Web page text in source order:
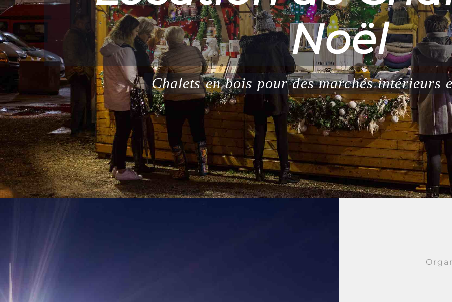
de Noël
Nous organisons votre marché de Noël